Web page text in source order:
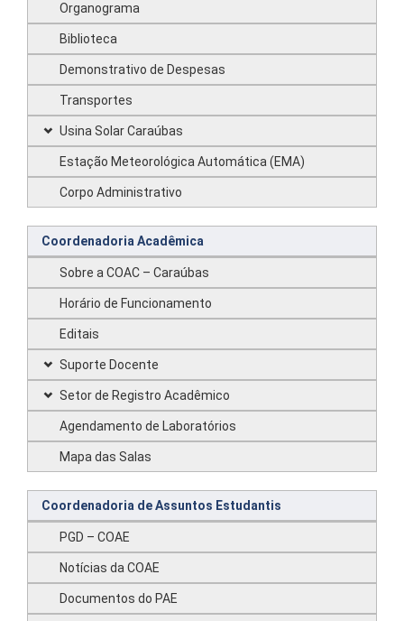
Organograma
Biblioteca
Demonstrativo de Despesas
Transportes
Usina Solar Caraúbas
Estação Meteorológica Automática (EMA)
Corpo Administrativo
Coordenadoria Acadêmica
Sobre a COAC – Caraúbas
Horário de Funcionamento
Editais
Suporte Docente
Setor de Registro Acadêmico
Agendamento de Laboratórios
Mapa das Salas
Coordenadoria de Assuntos Estudantis
PGD – COAE
Notícias da COAE
Documentos do PAE